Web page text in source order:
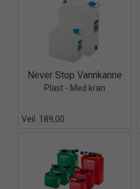
Quick View+
Never Stop Vannkanne
Plast - Med kran
Veil. 189,00